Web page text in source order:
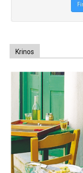
Krinos